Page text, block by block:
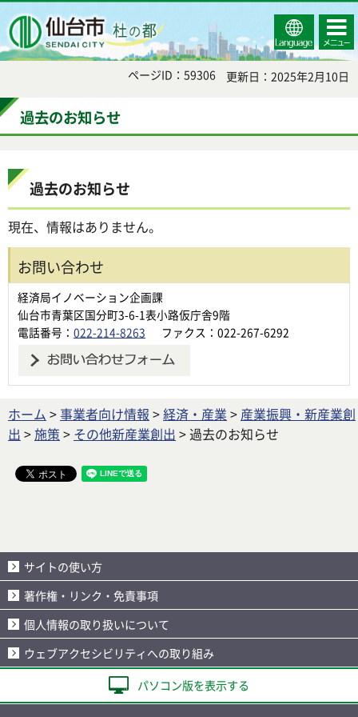
Select
Language
コンテ
ンツメ
ニュー
ページID：59306 更新日：2025年2月10日
過去のお知らせ
過去のお知らせ
現在、情報はありません。
お問い合わせ
経済局イノベーション企画課
仙台市青葉区国分町3-6-1表小路仮庁舎9階
電話番号： 022-214-8263 ファクス：022-267-6292
ホーム >事業者向け情報 >経済・産業 > 産業振興・新産業創
出 >施策 > その他新産業創出 > 過去のお知らせ
サイトの使い方
著作権・リンク・免責事項
個人情報の取り扱いについて
ウェブアクセシビリティへの取り組み
パソコン版を表示する